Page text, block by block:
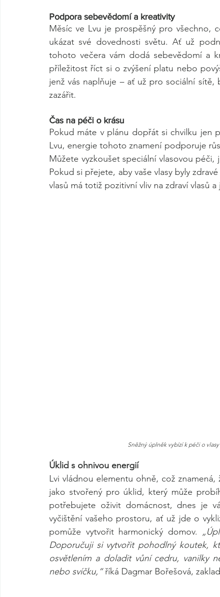
Podpora sebevědomí a kreativity
Měsíc ve Lvu je prospěšný pro všechno,
ukázat své dovednosti světu. Ať už
tohoto večera vám dodá sebevědomí a
příležitost říct si o zvýšení platu nebo
jenž vás naplňuje – ať už pro sociální
zazářit.
Čas na péči o krásu
Pokud máte v plánu dopřát si chvilku jen
Lvu, energie tohoto znamení podporuje
Můžete vyzkoušet speciální vlasovou
Pokud si přejete, aby vaše vlasy byly
vlasů má totiž pozitivní vliv na zdraví vlasů
Sněžný úplněk vybízí k péči o
Úklid s ohnivou energií
Lvi vládnou elementu ohně, což
jako stvořený pro úklid, který může
potřebujete oživit domácnost, dnes je
vyčištění vašeho prostoru, ať už jde o
pomůže vytvořit harmonický domov.
Doporučuji si vytvořit pohodlný koutek,
osvětlením a doladit vůní cedru, vanilky
nebo svíčku,“ říká Dagmar Bořešová,